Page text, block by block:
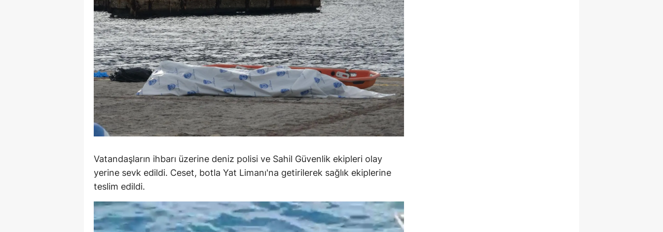
İstanbul
İzmir
Kars
Kastamonu
Kayseri
Kırklareli
Kırşehir
Malatya
Manisa
Vatandaşların ihbarı üzerine deniz polisi ve Sahil Güvenlik ekipleri olay
yerine sevk edildi. Ceset, botla Yat Limanı'na getirilerek sağlık ekiplerine
teslim edildi.